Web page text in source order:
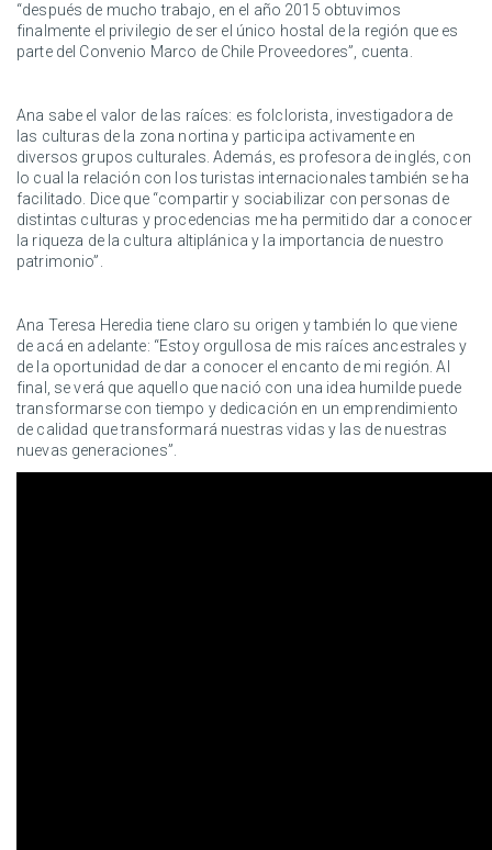
“después de mucho trabajo, en el año 2015 obtuvimos
finalmente el privilegio de ser el único hostal de la región que es
parte del Convenio Marco de Chile Proveedores”, cuenta.
Ana sabe el valor de las raíces: es folclorista, investigadora de
las culturas de la zona nortina y participa activamente en
diversos grupos culturales. Además, es profesora de inglés, con
lo cual la relación con los turistas internacionales también se ha
facilitado. Dice que “compartir y sociabilizar con personas de
distintas culturas y procedencias me ha permitido dar a conocer
la riqueza de la cultura altiplánica y la importancia de nuestro
patrimonio”.
Ana Teresa Heredia tiene claro su origen y también lo que viene
de acá en adelante: “Estoy orgullosa de mis raíces ancestrales y
de la oportunidad de dar a conocer el encanto de mi región. Al
final, se verá que aquello que nació con una idea humilde puede
transformarse con tiempo y dedicación en un emprendimiento
de calidad que transformará nuestras vidas y las de nuestras
nuevas generaciones”.